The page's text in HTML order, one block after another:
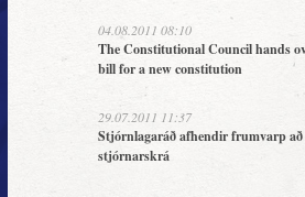
04.08.2011 08:10
The Constitutional Council hands
bill for a new constitution
29.07.2011 11:37
Stjórnlagaráð afhendir frumvarp
stjórnarskrá